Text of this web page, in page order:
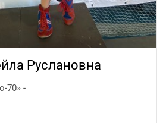
Руслановна
70» -